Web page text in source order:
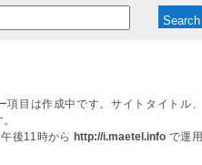
項目は作成中です。サイトタイトル、
後11時から http://i.maetel.info で運用